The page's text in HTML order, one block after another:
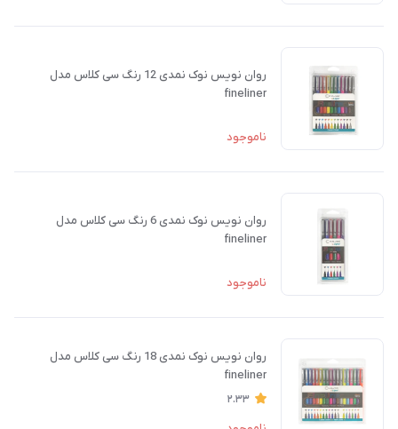
روان نویس نوک نمدی 12 رنگ سی کلاس مدل
fineliner
ناموجود
روان نویس نوک نمدی 6 رنگ سی کلاس مدل
fineliner
ناموجود
روان نویس نوک نمدی 18 رنگ سی کلاس مدل
fineliner
2.33